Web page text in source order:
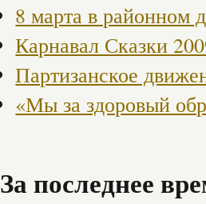
8 марта в районном
Карнавал Сказки
Партизанское
«Мы за здоровый
За последнее